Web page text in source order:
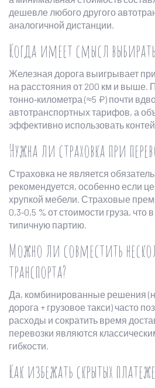
дешевле любого другого
аналогичной дистанции.
Когда имеет смысл
Железная дорога выигрывает
на расстояния от 200 км и выше.
тонно‑километра (≈5 ₽) почти
автотранспортных тарифов, а
эффективно использовать
Нужна ли страховка при
Страховка не является
рекомендуется, особенно если
хрупкой мебели. Страховые
0,3‑0,5 % от стоимости груза, что
типичную партию.
Можно ли совместить
транспорта?
Да, комбинированные решения
дорога + грузовое такси) часто
расходы и сократить время
перевозки являются
гибкости.
Как избежать скрытых